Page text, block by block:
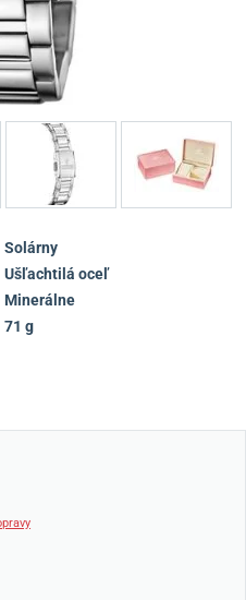
Solárny
Ušľachtilá oceľ
Minerálne
71 g